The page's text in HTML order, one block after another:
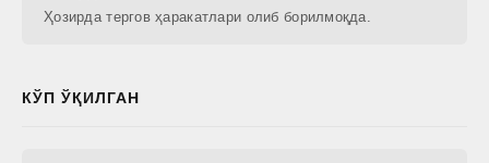
Ҳозирда тергов ҳаракатлари олиб борилмоқда.
КЎП ЎҚИЛГАН